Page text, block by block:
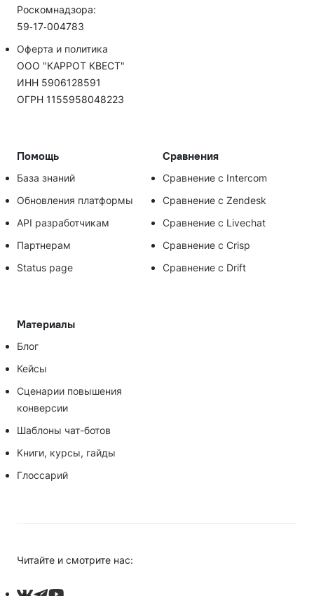
Помощь
База знаний
Обновления платформы
API разработчикам
Партнерам
Status page
Сравнения
Сравнение с Intercom
Сравнение с Zendesk
Сравнение с Livechat
Сравнение с Crisp
Сравнение с Drift
Материалы
Блог
Кейсы
Сценарии повышения
конверсии
Шаблоны чат-ботов
Книги, курсы, гайды
Глоссарий
Роскомнадзора:
59‑17‑004783
Оферта и политика
ООО "КАРРОТ КВЕСТ"
ИНН 5906128591
ОГРН 1155958048223
Читайте и смотрите нас: